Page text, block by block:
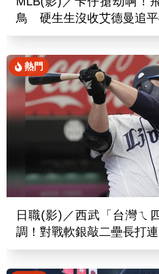
鳥 硬生生沒收艾德曼追
熱門
日職(影)／西武「台灣ㄟ
調！對戰軟銀敲二壘長打